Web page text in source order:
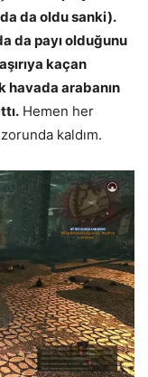
da oldu sanki).
da payı olduğunu
kaçan
havada arabanın
Hemen her
kaldım.